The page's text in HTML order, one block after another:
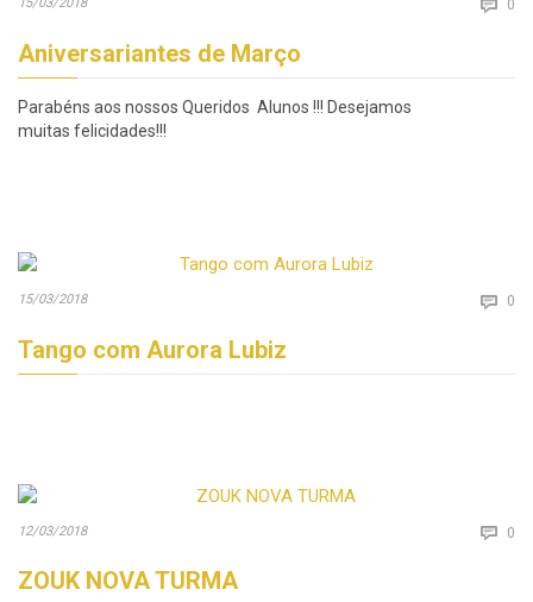
15/03/2018  0
Aniversariantes de Março
Parabéns aos nossos Queridos Alunos !!! Desejamos
muitas felicidades!!!
15/03/2018  0
Tango com Aurora Lubiz
12/03/2018  0
ZOUK NOVA TURMA